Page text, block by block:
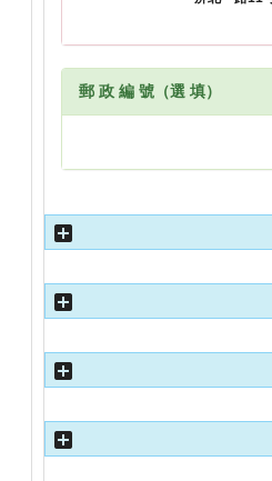
郵 政 編 號（選 填）